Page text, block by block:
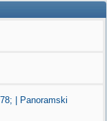
| Panoramski